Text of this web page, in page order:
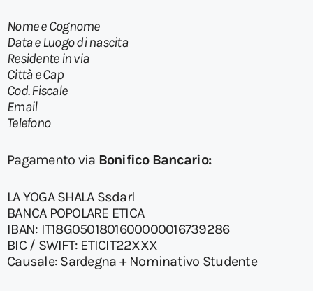
Nome e Cognome
Data e Luogo di nascita
Residente in via
Città e Cap
Cod. Fiscale
Email
Telefono
Pagamento via Bonifico Bancario:
LA YOGA SHALA Ssdarl
BANCA POPOLARE ETICA
IBAN: IT18G0501801600000016739286
BIC / SWIFT: ETICIT22XXX
Causale: Sardegna + Nominativo Studente